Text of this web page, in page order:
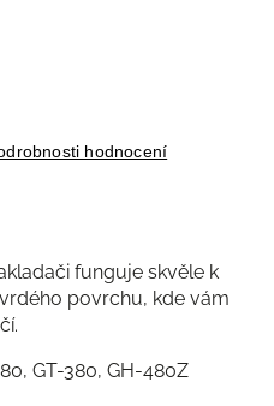
hodnocení
funguje skvěle k
povrchu, kde vám
GT-380, GH-480Z